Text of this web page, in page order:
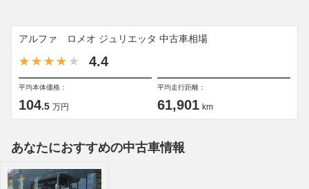
アルファ ロメオ ジュリエッタ 中古車相場
4.4
平均本体価格：
104.5 万円
平均走行距離：
61,901 km
あなたにおすすめの中古車情報